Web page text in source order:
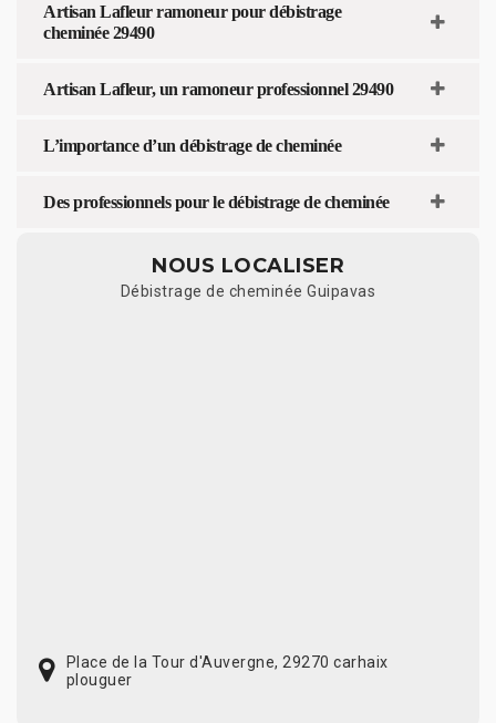
Artisan Lafleur ramoneur pour débistrage
cheminée 29490
Artisan Lafleur, un ramoneur professionnel 29490
L’importance d’un débistrage de cheminée
Des professionnels pour le débistrage de cheminée
NOUS LOCALISER
Débistrage de cheminée Guipavas
Place de la Tour d'Auvergne, 29270 carhaix
plouguer